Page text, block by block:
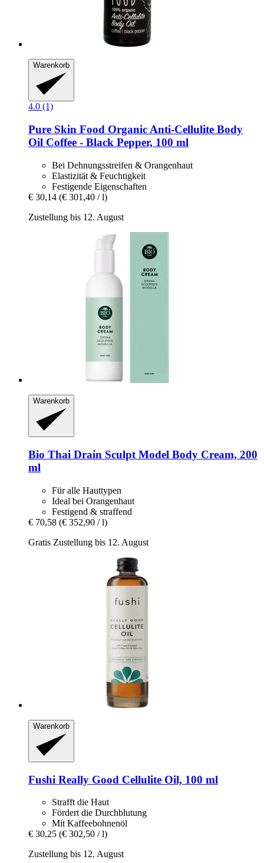
Warenkorb
4.0 (1)
Pure Skin Food Organic Anti-​Cellulite Body
Oil Coffee -​ Black Pepper, 100 ml
Bei Dehnungsstreifen & Orangenhaut
Elastizität & Feuchtigkeit
Festigende Eigenschaften
€ 30,14 (€ 301,40 / l)
Zustellung bis 12. August
Warenkorb
Bio Thai Drain Sculpt Model Body Cream, 200
ml
Für alle Hauttypen
Ideal bei Orangenhaut
Festigend & straffend
€ 70,58 (€ 352,90 / l)
Gratis Zustellung bis 12. August
Warenkorb
Fushi Really Good Cellulite Oil, 100 ml
Strafft die Haut
Fördert die Durchblutung
Mit Kaffeebohnenöl
€ 30,25 (€ 302,50 / l)
Zustellung bis 12. August